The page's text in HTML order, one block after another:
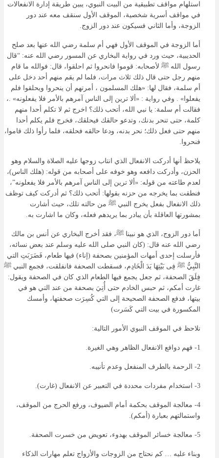
استلهام مواقف تطبيقية من البيت النبوي، يبين طريقة إدارة الانفعالات
في مواقف أسرية شخصية، الموقف الأول سنقف معه عند دور
الزوجة، وأما الثاني فسيكون عند دور الزوج.
أما الزوجة في الموقف الأول فهي أم سلمة رضي الله عنها بعد صلح
الحديبية، حيث ورد في رواية البخاري عن المسور رضي الله عنه: “قال
رسول الله ﷺ لأصحابه: قوموا فانحروا ثم احلقوا، قال: فوالله ما قام
منهم رجل حتى قال ذلك ثلاث مرات، فلما لم يقم منهم أحد دخل على
أم سلمة، فقال لها: «هلك المسلمون ، أمرتهم أن ينحروا ويحلقوا فلم
يفعلوا» . وفي رواية : «ألا ترين إلى الناس آمرهم بالأمر فلا يفعلونه» .،
فقالت أم سلمة: يا نبي الله، أتحب ذلك؟ اخرج ثم لا تكلم أحدا منهم
كلمة، حتى تنحر بدنك، وتدعو حالقك فيحلقك، فخرج فلم يكلم أحدا
منهم حتى فعل ذلك؛ نحر بدنه، ودعا حالقه فحلقه، فلما رأوا ذلك قاموا،
فنحروا.
يلاحظ أنها أدركت الانفعال الذي انتاب زوجها عليه الصلاة والسلام وهو
الحزن، وأدركت دافعه وهو خوفه على أصحابه من قوله: (هلك الناس)،
لعدم طاعته من قوله: «ألا ترين إلى الناس آمرهم بالأمر فلا يفعلونه”،
فنطقت بما يخرجه من حزنه بقولها: أتحب ذلك؟ ثم أدركت كيف توظف
ذلك الانفعال بفعل يخرج النبي ﷺ من حالته تلك، حيث أشارت
بمشورتها العاقلة بأن يبادر بما يريدهم فعله، وكان ما اشارت به.
أما دور الزوج، الذي هو نبينا ﷺ، فقد أخرج البخاري عن أنس بن مالك
رضي الله عنه قال: (كان النبي صلى الله عليه وسلم عند بعض نسائه،
فأرسلت إحدى أمهات المؤمنين بصحفة (إناء) فيها طعام، فَضَرَبَتِ التي
النَّبِيُّ ﷺ فِى بَيْتِهَا يَدَ الْخَادِم، فسقطت الصحفة فانفلقت، فجمع النبي ﷺ
فِلَقَ الصحفة، ثم جعل يجمع فيها الطعام الذي كان في الصحفة ويقول:
غارت أمكم، ثم حبس الخادم حتى أُتِيَ بصحفة من عند التي هو في
بيتها، فدفع الصحفة الصحيحة إلى التي كُسِرَت صحفتها، وأمسك
المكسورة في بيت التي كَسَرت)
نلاحظ في الموقف النبوي الأمور التالية:
1- فهم دوافع الانفعال الظاهر وهي الغيرة.
2- الرحمة بالطرف المنفعل وعدم تأنيبه.
3- استخدام مفردات محددة في التعبير عن الانفعال (غارت).
4- معالجة الموقف بحكمة أمام الضيوف، ورفع الحرج من الموقف،
واستمالتهم بعبارة (أمكم).
5- معالجة خسائر الموقف بهدوء، تعويض من خسرت الصحفة.
وبناء عليه … كم نحتاج من الزوجات والأزواج تعلم مهارات الذكاء